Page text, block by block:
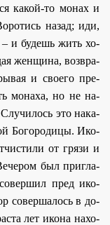
ка­кой-то мо­нах и
на­зад; иди,
и бу­дешь жить хо­
жен­щи­на, воз­вра­
и сво­е­го пре­
мо­на­ха, но не на­
это на­ка­
Бо­го­ро­ди­цы. Ико­
от гря­зи и
был при­гла­
пред ико­
со­вер­ша­лось в до­
лет ико­на на­хо­